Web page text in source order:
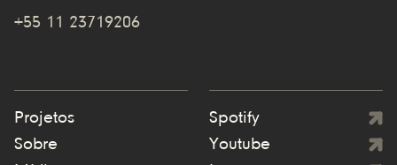
+55 11 23719206
Projetos
Sobre
Spotify
Youtube